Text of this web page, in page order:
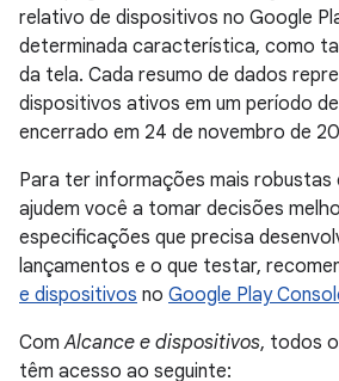
relativo de dispositivos no Google
determinada característica, como
da tela. Cada resumo de dados
dispositivos ativos em um período
encerrado em 24 de novembro de
Para ter informações mais robustas
ajudem você a tomar decisões
especificações que precisa
lançamentos e o que testar,
e dispositivos no Google Play
ComAlcance e dispositivos, todos
têm acesso ao seguinte: